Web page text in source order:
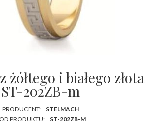
żółtego i białego złota
ST-202ZB-m
PRODUCENT:
STELMACH
PRODUKTU:
ST-202ZB-M